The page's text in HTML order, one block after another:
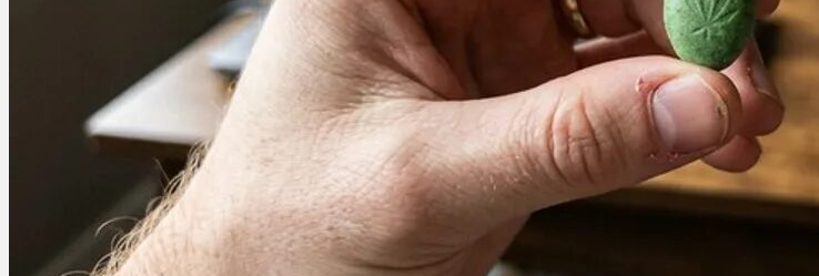
Alle Krankheiten
Chronische Schmerzen
Angststörungen